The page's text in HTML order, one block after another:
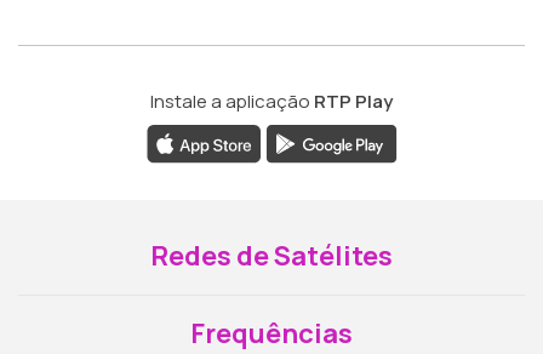
Instale a aplicação RTP Play
Redes de Satélites
Frequências